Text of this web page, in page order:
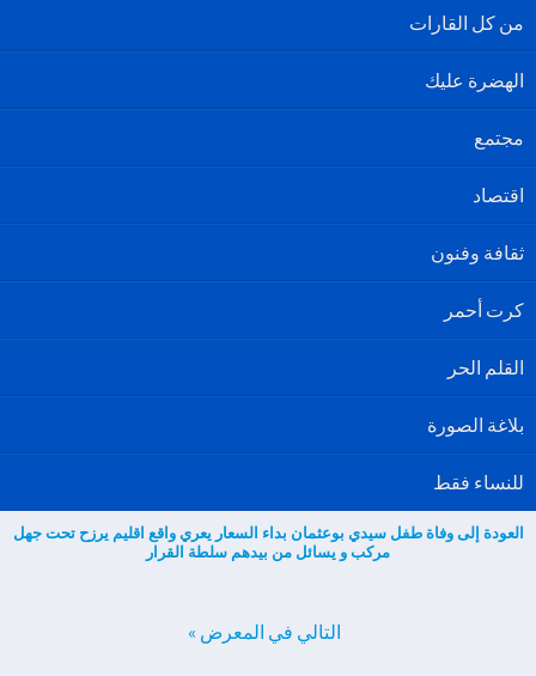
من كل القارات
الهضرة عليك
مجتمع
اقتصاد
ثقافة وفنون
كرت أحمر
القلم الحر
بلاغة الصورة
للنساء فقط
العودة إلى وفاة طفل سيدي بوعثمان بداء السعار يعري واقع اقليم يرزح تحت جهل
مركب و يسائل من بيدهم سلطة القرار
التالي في المعرض »